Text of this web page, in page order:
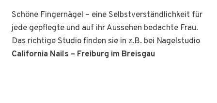
Schöne Fingernägel – eine Selbstverständlichkeit für
jede gepflegte und auf ihr Aussehen bedachte Frau.
Das richtige Studio finden sie in z.B. bei Nagelstudio
California Nails – Freiburg im Breisgau